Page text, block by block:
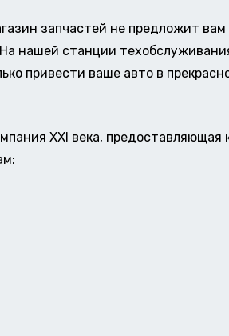
запчастей не предложит
нашей станции
привести ваше авто в
XXI века, предоставляющая